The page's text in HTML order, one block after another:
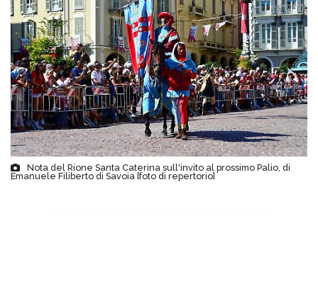
Nota del Rione Santa Caterina sull'invito al prossimo Palio, di
Emanuele Filiberto di Savoia [foto di repertorio]